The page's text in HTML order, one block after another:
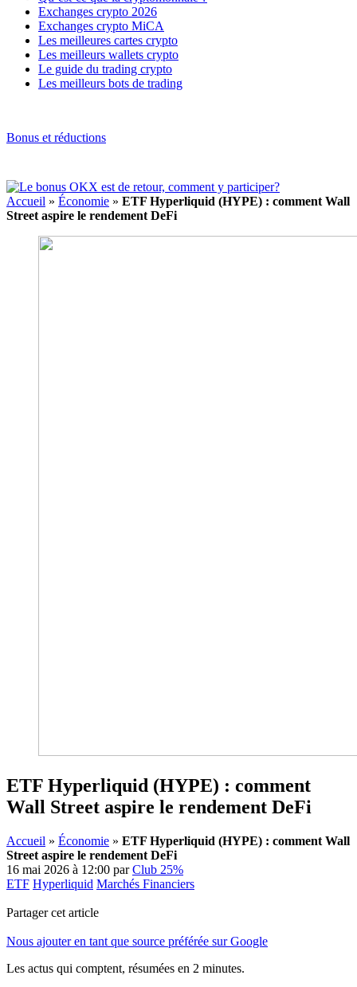
Exchanges crypto 2026
Exchanges crypto MiCA
Les meilleures cartes crypto
Les meilleurs wallets crypto
Le guide du trading crypto
Les meilleurs bots de trading
Bonus et réductions
Accueil » Économie » ETF Hyperliquid (HYPE) : comment Wall
Street aspire le rendement DeFi
ETF Hyperliquid (HYPE) : comment
Wall Street aspire le rendement DeFi
Accueil » Économie » ETF Hyperliquid (HYPE) : comment Wall
Street aspire le rendement DeFi
16 mai 2026 à 12:00 parClub 25%
ETF Hyperliquid Marchés Financiers
Partager cet article
Nous ajouter en tant que source préférée sur Google
Les actus qui comptent, résumées en 2 minutes.